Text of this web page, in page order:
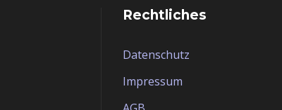
Rechtliches
Datenschutz
Impressum